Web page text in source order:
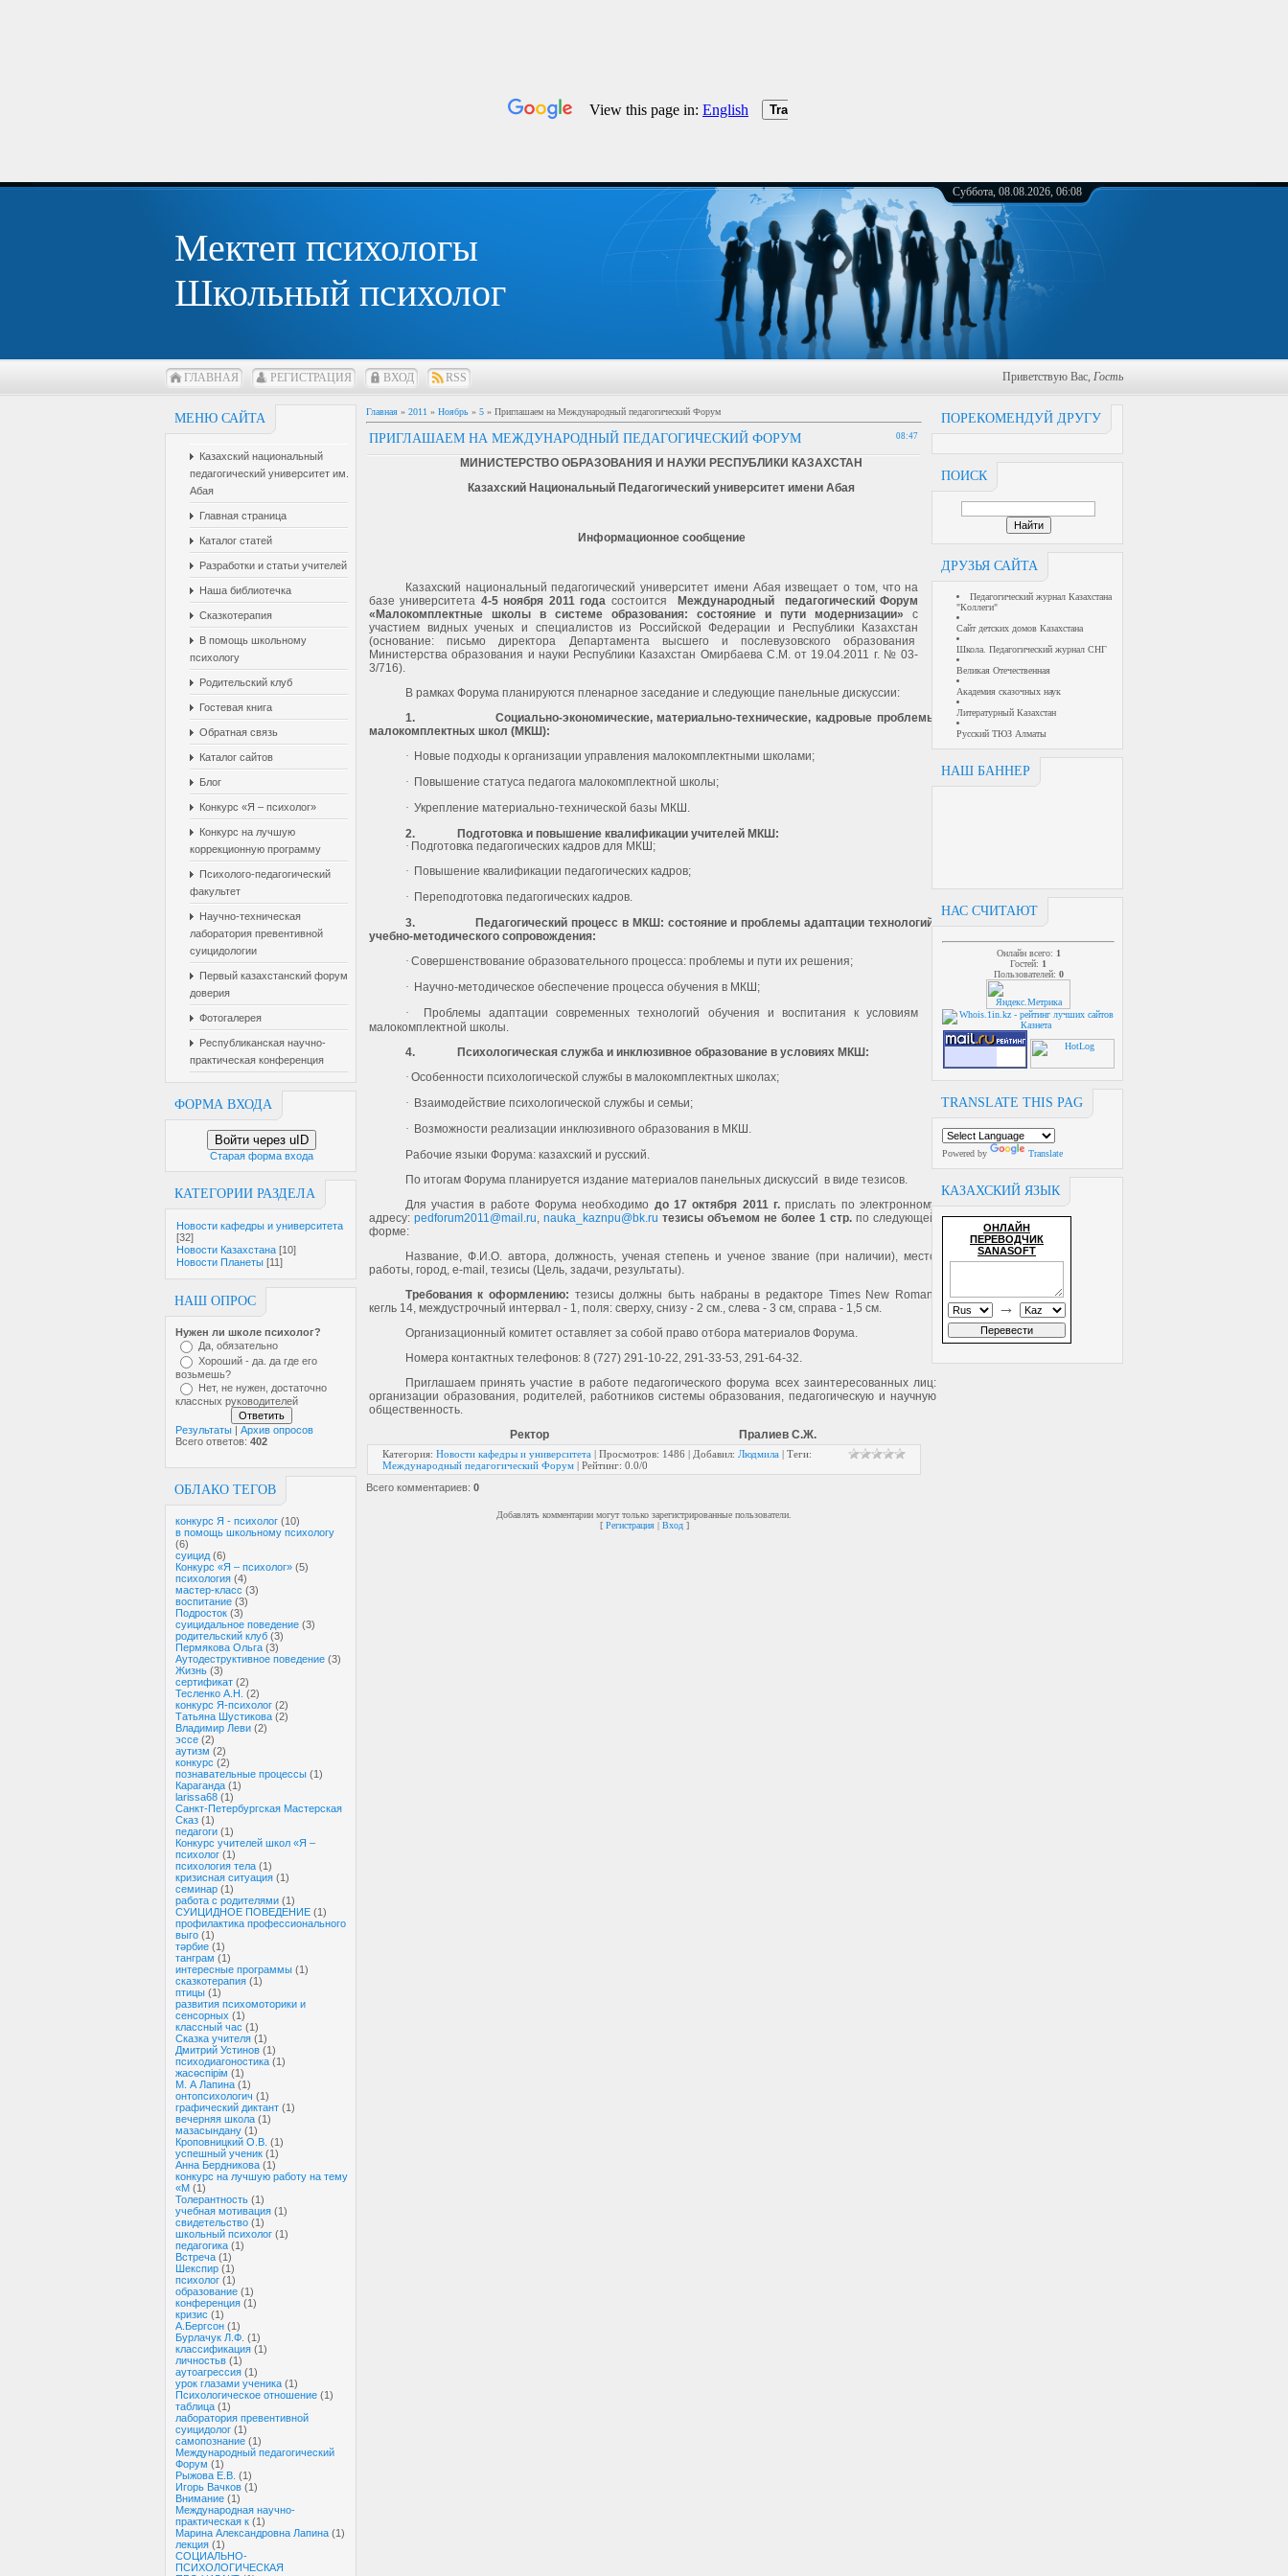
Мектеп психологы
Школьный психолог
Суббота, 08.08.2026, 06:08
ГЛАВНАЯ РЕГИСТРАЦИЯ ВХОД RSS Приветствую Вас, Гость
МЕНЮ САЙТА
Казахский национальный
педагогический университет им.
Абая
Главная страница
Каталог статей
Разработки и статьи учителей
Наша библиотечка
Сказкотерапия
В помощь школьному
психологу
Родительский клуб
Гостевая книга
Обратная связь
Каталог сайтов
Блог
Конкурс «Я – психолог»
Конкурс на лучшую
коррекционную программу
Психолого-педагогический
факультет
Научно-техническая
лаборатория превентивной
суицидологии
Первый казахстанский форум
доверия
Фотогалерея
Республиканская научно-
практическая конференция
ФОРМА ВХОДА
Войти через uID
Старая форма входа
КАТЕГОРИИ РАЗДЕЛА
Новости кафедры и университета
[32]
Новости Казахстана [10]
Новости Планеты [11]
НАШ ОПРОС
Нужен ли школе психолог?
Да, обязательно
Хороший - да. да где его
возьмешь?
Нет, не нужен, достаточно
классных руководителей
Результаты | Архив опросов
Всего ответов: 402
ОБЛАКО ТЕГОВ
конкурс Я - психолог (10)
в помощь школьному психологу
(6)
суицид (6)
Конкурс «Я – психолог» (5)
психология (4)
мастер-класс (3)
воспитание (3)
Подросток (3)
суицидальное поведение (3)
родительский клуб (3)
Пермякова Ольга (3)
Аутодеструктивное поведение (3)
Жизнь (3)
сертификат (2)
Тесленко А.Н. (2)
конкурс Я-психолог (2)
Татьяна Шустикова (2)
Владимир Леви (2)
эссе (2)
аутизм (2)
конкурс (2)
познавательные процессы (1)
Караганда (1)
larissa68 (1)
Санкт-Петербургская Мастерская
Сказ (1)
педагоги (1)
Конкурс учителей школ «Я –
психолог (1)
психология тела (1)
кризисная ситуация (1)
семинар (1)
работа с родителями (1)
СУИЦИДНОЕ ПОВЕДЕНИЕ (1)
профилактика профессионального
выго (1)
тәрбие (1)
танграм (1)
интересные программы (1)
сказкотерапия (1)
птицы (1)
развития психомоторики и
сенсорных (1)
классный час (1)
Сказка учителя (1)
Дмитрий Устинов (1)
психодиагоностика (1)
жасөспірім (1)
М. А Лапина (1)
онтопсихологич (1)
графический диктант (1)
вечерняя школа (1)
мазасындану (1)
Кроповницкий О.В. (1)
успешный ученик (1)
Анна Бердникова (1)
конкурс на лучшую работу на тему
«М (1)
Толерантность (1)
учебная мотивация (1)
свидетельство (1)
школьный психолог (1)
педагогика (1)
Встреча (1)
Шекспир (1)
психолог (1)
образование (1)
конференция (1)
кризис (1)
А.Бергсон (1)
Бурлачук Л.Ф. (1)
классификация (1)
личностьв (1)
аутоагрессия (1)
урок глазами ученика (1)
Психологическое отношение (1)
таблица (1)
лаборатория превентивной
суицидолог (1)
самопознание (1)
Международный педагогический
Форум (1)
Рыжова Е.В. (1)
Игорь Вачков (1)
Внимание (1)
Международная научно-
практическая к (1)
Марина Александровна Лапина (1)
лекция (1)
СОЦИАЛЬНО-
ПСИХОЛОГИЧЕСКАЯ
ПОРЕКОМЕНДУЙ ДРУГУ
ПОИСК
ДРУЗЬЯ САЙТА
Педагогический журнал Казахстана
"Коллеги"
Сайт детских домов Казахстана
Школа. Педагогический журнал СНГ
Великая Отечественная
Академия сказочных наук
Литературный Казахстан
Русский ТЮЗ Алматы
НАШ БАННЕР
НАС СЧИТАЮТ
Онлайн всего: 1
Гостей: 1
Пользователей: 0
TRANSLATE THIS PAG
Powered by Translate
КАЗАХСКИЙ ЯЗЫК
ОНЛАЙН
ПЕРЕВОДЧИК
SANASOFT
→
Главная » 2011 » Ноябрь » 5 » Приглашаем на Международный педагогический Форум
08:47
ПРИГЛАШАЕМ НА МЕЖДУНАРОДНЫЙ ПЕДАГОГИЧЕСКИЙ ФОРУМ
МИНИСТЕРСТВО ОБРАЗОВАНИЯ И НАУКИ РЕСПУБЛИКИ КАЗАХСТАН
Казахский Национальный Педагогический университет имени Абая
Информационное сообщение
Казахский национальный педагогический университет имени Абая извещает о том, что на
базе университета 4-5 ноября 2011 года состоится Международный
педагогический Форум
«Малокомплектные школы в системе образования: состояние и пути модернизации»с
участием видных ученых и специалистов из Российской Федерации и Республики Казахстан
(основание: письмо директора Департамента высшего и послевузовского образования
Министерства образования и науки Республики Казахстан Омирбаева С.М. от 19.04.2011 г. № 03-
3/716).
В рамках Форума планируются пленарное заседание и следующие панельные дискуссии:
1.
Социально-экономические, материально-технические, кадровые проблемы
малокомплектных школ (МКШ):
· Новые подходы к организации управления малокомплектными школами;
· Повышение статуса педагога малокомплектной школы;
· Укрепление материально-технической базы МКШ.
2.
Подготовка и повышение квалификации учителей МКШ:
· Подготовка педагогических кадров для МКШ;
· Повышение квалификации педагогических кадров;
· Переподготовка педагогических кадров.
3.
Педагогический процесс в МКШ: состояние и проблемы адаптации технологий,
учебно-методического сопровождения:
· Совершенствование образовательного процесса: проблемы и пути их решения;
· Научно-методическое обеспечение процесса обучения в МКШ;
·
Проблемы адаптации современных технологий обучения и воспитания к условиям
малокомплектной школы.
4.
Психологическая служба и инклюзивное образование в условиях МКШ:
· Особенности психологической службы в малокомплектных школах;
· Взаимодействие психологической службы и семьи;
· Возможности реализации инклюзивного образования в МКШ.
Рабочие языки Форума: казахский и русский.
По итогам Форума планируется издание материалов панельных дискуссий в виде тезисов.
Для участия в работе Форума необходимо до 17 октября 2011 г. прислать по электронному
адресу:pedforum2011@mail.ru,nauka_kaznpu@bk.ru тезисы объемом не более 1 стр. по следующей
форме:
Название, Ф.И.О. автора, должность, ученая степень и ученое звание (при наличии), место
работы, город, e-mail, тезисы (Цель, задачи, результаты).
Требования к оформлению: тезисы должны быть набраны в редакторе Times New Roman,
кегль 14, междустрочный интервал - 1, поля: сверху, снизу - 2 см., слева - 3 см, справа - 1,5 см.
Организационный комитет оставляет за собой право отбора материалов Форума.
Номера контактных телефонов: 8 (727) 291-10-22, 291-33-53, 291-64-32.
Приглашаем принять участие в работе педагогического форума всех заинтересованных лиц:
организации образования, родителей, работников системы образования, педагогическую и научную
общественность.
Ректор
Пралиев С.Ж.
Категория: Новости кафедры и университета | Просмотров: 1486 | Добавил: Людмила | Теги:
Международный педагогический Форум | Рейтинг: 0.0/0
Всего комментариев: 0
Добавлять комментарии могут только зарегистрированные пользователи.
[ Регистрация| Вход]